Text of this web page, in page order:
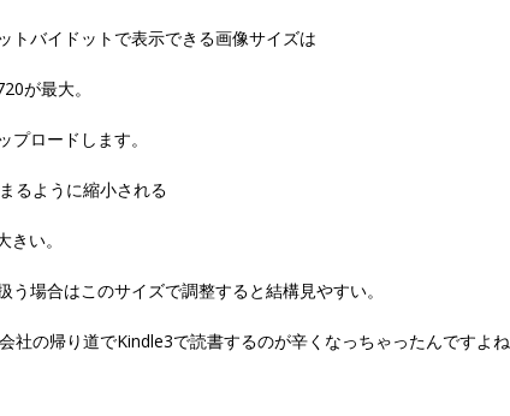
トバイドットで表示できる画像サイズは
が最大。
ロードします。
るように縮小される
い。
場合はこのサイズで調整すると結構見やすい。
社の帰り道でKindle3で読書するのが辛くなっちゃったんですよね